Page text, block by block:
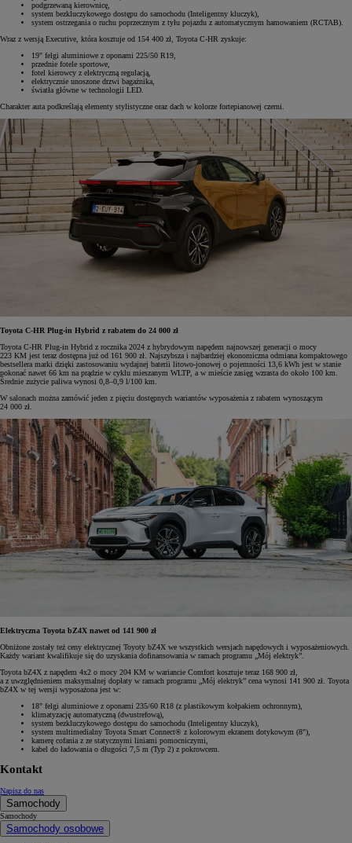
podgrzewaną kierownicę,
system bezkluczykowego dostępu do samochodu (Inteligentny kluczyk),
system ostrzegania o ruchu poprzecznym z tyłu pojazdu z automatycznym hamowaniem (RCTAB).
Wraz z wersją Executive, która kosztuje od 154 400 zł, Toyota C-HR zyskuje:
19" felgi aluminiowe z oponami 225/50 R19,
przednie fotele sportowe,
fotel kierowcy z elektryczną regulacją,
elektrycznie unoszone drzwi bagażnika,
światła główne w technologii LED.
Charakter auta podkreślają elementy stylistyczne oraz dach w kolorze fortepianowej czerni.
Toyota C-HR Plug-in Hybrid z rabatem do 24 000 zł
Toyota C-HR Plug-in Hybrid z rocznika 2024 z hybrydowym napędem najnowszej generacji o mocy
223 KM jest teraz dostępna już od 161 900 zł. Najszybsza i najbardziej ekonomiczna odmiana kompaktowego
bestsellera marki dzięki zastosowaniu wydajnej baterii litowo-jonowej o pojemności 13,6 kWh jest w stanie
pokonać nawet 66 km na prądzie w cyklu mieszanym WLTP, a w mieście zasięg wzrasta do około 100 km.
Średnie zużycie paliwa wynosi 0,8–0,9 l/100 km.
W salonach można zamówić jeden z pięciu dostępnych wariantów wyposażenia z rabatem wynoszącym
24 000 zł.
Elektryczna Toyota bZ4X nawet od 141 900 zł
Obniżone zostały też ceny elektrycznej Toyoty bZ4X we wszystkich wersjach napędowych i wyposażeniowych.
Każdy wariant kwalifikuje się do uzyskania dofinansowania w ramach programu „Mój elektryk”.
Toyota bZ4X z napędem 4x2 o mocy 204 KM w wariancie Comfort kosztuje teraz 168 900 zł,
a z uwzględnieniem maksymalnej dopłaty w ramach programu „Mój elektryk” cena wynosi 141 900 zł. Toyota
bZ4X w tej wersji wyposażona jest w:
18" felgi aluminiowe z oponami 235/60 R18 (z plastikowym kołpakiem ochronnym),
klimatyzację automatyczną (dwustrefową),
system bezkluczykowego dostępu do samochodu (Inteligentny kluczyk),
system multimedialny Toyota Smart Connect® z kolorowym ekranem dotykowym (8"),
kamerę cofania z ze statycznymi liniami pomocniczymi,
kabel do ładowania o długości 7,5 m (Typ 2) z pokrowcem.
Kontakt
Napisz do nas
Samochody
Samochody
Samochody osobowe